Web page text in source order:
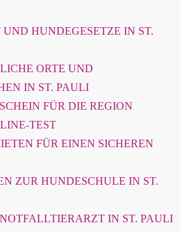
HUNDEGESETZE IN ST.
ORTE UND
IN ST. PAULI
FÜR DIE REGION
TEST
FÜR EINEN SICHEREN
ZUR HUNDESCHULE IN ST.
IN ST. PAULI